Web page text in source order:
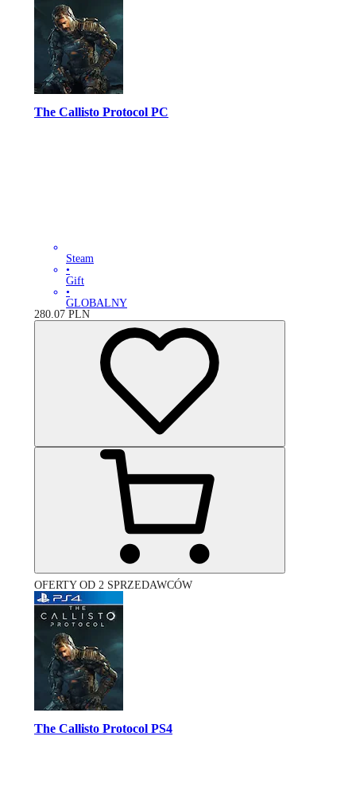
The Callisto Protocol PC
Steam
•
Gift
•
GLOBALNY
280.07 PLN
OFERTY OD 2 SPRZEDAWCÓW
The Callisto Protocol PS4